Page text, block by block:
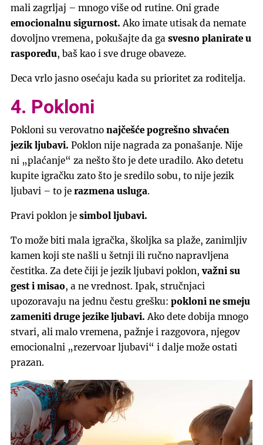
mali zagrljaj – mnogo više od rutine. Oni grade
emocionalnu sigurnost. Ako imate utisak da nemate
dovoljno vremena, pokušajte da ga svesno planirate u
rasporedu, baš kao i sve druge obaveze.
Deca vrlo jasno osećaju kada su prioritet za roditelja.
4. Pokloni
Pokloni su verovatno najčešće pogrešno shvaćen
jezik ljubavi. Poklon nije nagrada za ponašanje. Nije
ni „plaćanje“ za nešto što je dete uradilo. Ako detetu
kupite igračku zato što je sredilo sobu, to nije jezik
ljubavi – to je razmena usluga.
Pravi poklon je simbol ljubavi.
To može biti mala igračka, školjka sa plaže, zanimljiv
kamen koji ste našli u šetnji ili ručno napravljena
čestitka. Za dete čiji je jezik ljubavi poklon,važni su
gest i misao, a ne vrednost. Ipak, stručnjaci
upozoravaju na jednu čestu grešku: pokloni ne smeju
zameniti druge jezike ljubavi.Ako dete dobija mnogo
stvari, ali malo vremena, pažnje i razgovora, njegov
emocionalni „rezervoar ljubavi“ i dalje može ostati
prazan.